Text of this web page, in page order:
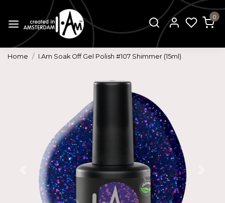
0
Home I.Am Soak Off Gel Polish #107 Shimmer (15ml)
Vorige